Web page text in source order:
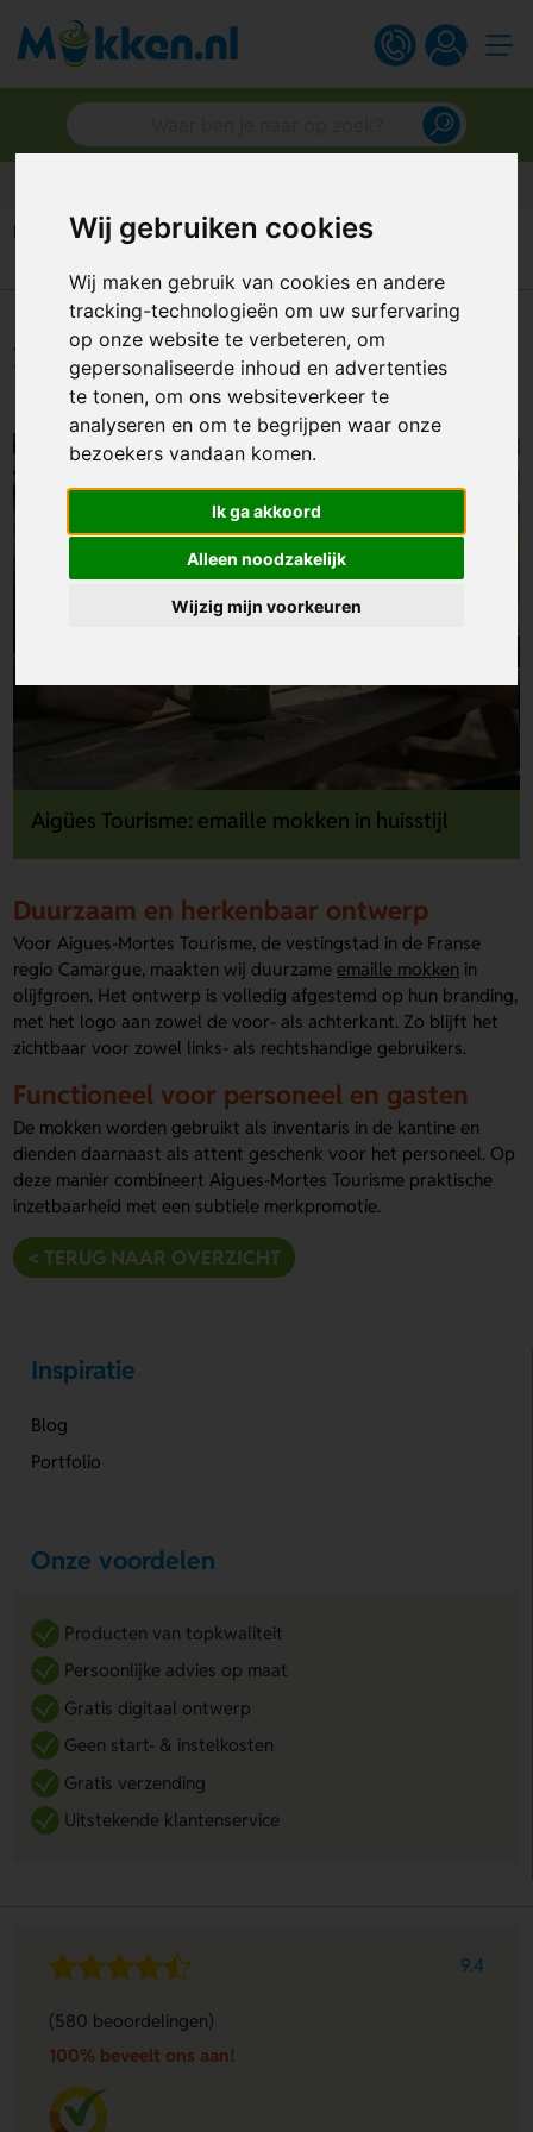
Wij gebruiken cookies
Wij maken gebruik van cookies en andere
tracking-technologieën om uw surfervaring
op onze website te verbeteren, om
gepersonaliseerde inhoud en advertenties
te tonen, om ons websiteverkeer te
analyseren en om te begrijpen waar onze
bezoekers vandaan komen.
Ik ga akkoord
Alleen noodzakelijk
Wijzig mijn voorkeuren
Home
Portfolio
Aigües Tourisme: emaille mokken
in huisstijl
Aigües Tourisme: emaille mokken in huisstijl
Duurzaam en herkenbaar ontwerp
Voor Aigues-Mortes Tourisme, de vestingstad in de Franse
regio Camargue, maakten wij duurzame emaille mokken in
olijfgroen. Het ontwerp is volledig afgestemd op hun branding,
met het logo aan zowel de voor- als achterkant. Zo blijft het
zichtbaar voor zowel links- als rechtshandige gebruikers.
Functioneel voor personeel en gasten
De mokken worden gebruikt als inventaris in de kantine en
dienden daarnaast als attent geschenk voor het personeel. Op
deze manier combineert Aigues-Mortes Tourisme praktische
inzetbaarheid met een subtiele merkpromotie.
< TERUG NAAR OVERZICHT
Inspiratie
Blog
Portfolio
Onze voordelen
Producten van topkwaliteit
Persoonlijke advies op maat
Gratis digitaal ontwerp
Geen start- & instelkosten
Gratis verzending
Uitstekende klantenservice
9.4
(580 beoordelingen)
100% beveelt ons aan!